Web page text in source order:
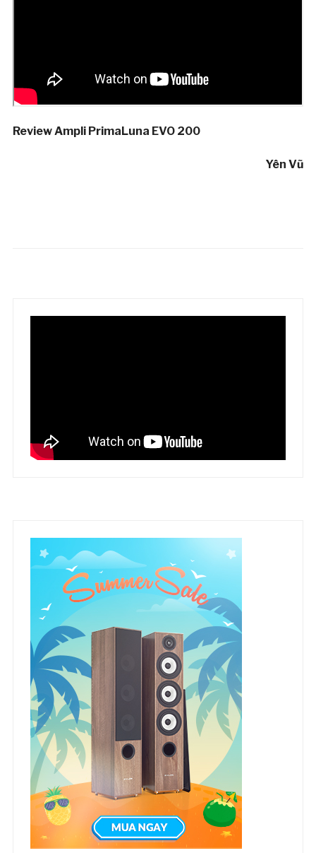
Review Ampli PrimaLuna EVO 200
Yên Vũ